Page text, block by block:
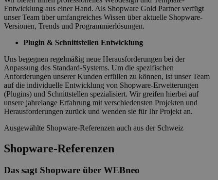
Entwicklung aus einer Hand. Als Shopware Gold Partner verfügt
unser Team über umfangreiches Wissen über aktuelle Shopware-
Versionen, Trends und Programmierlösungen.
Plugin & Schnittstellen Entwicklung
Uns begegnen regelmäßig neue Herausforderungen bei der
Anpassung des Standard-Systems. Um die spezifischen
Anforderungen unserer Kunden erfüllen zu können, ist unser Team
auf die individuelle Entwicklung von Shopware-Erweiterungen
(Plugins) und Schnittstellen spezialisiert. Wir greifen hierbei auf
unsere jahrelange Erfahrung mit verschiedensten Projekten und
Herausforderungen zurück und wenden sie für Ihr Projekt an.
Ausgewählte Shopware-Referenzen auch aus der Schweiz
Shopware-Referenzen
Das sagt Shopware über WEBneo